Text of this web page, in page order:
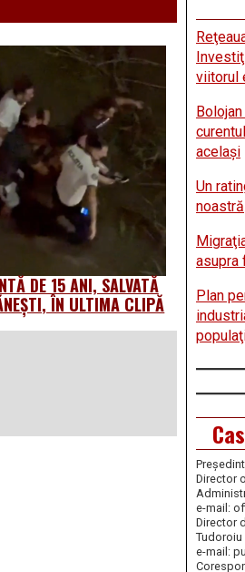
DE 15 ANI, SALVATĂ
ÎN ULTIMA CLIPĂ
viitorul
acelaşi
Un
noastră
asupra
Plan
Director
e-mail:
Director
Tudoroiu
e-mail: